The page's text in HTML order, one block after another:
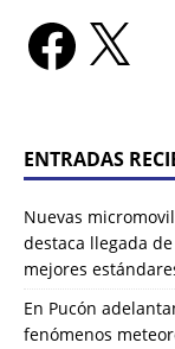
ENTRADAS
Nuevas
destaca llegada
mejores
En Pucón
fenómenos